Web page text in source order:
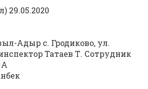
29.05.2020
Адыр с. Гродиково, ул.
Татаев Т. Сотрудник
А